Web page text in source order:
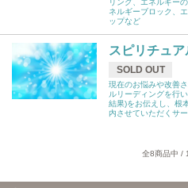
リング、エネルギー
ネルギーブロック、
ップなど
スピリチュ
SOLD OUT
現在のお悩みや改善
ルリーディングを行
結果)をお伝えし、根
内させていただくサー
全8商品中 /